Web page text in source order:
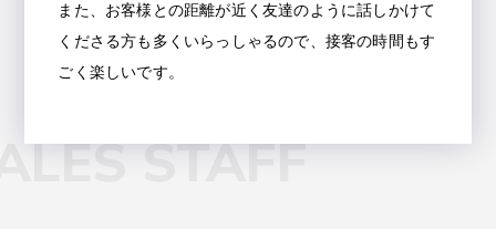
また、お客様との距離が近く友達のように話しかけて
くださる方も多くいらっしゃるので、接客の時間もす
ごく楽しいです。
STAFF